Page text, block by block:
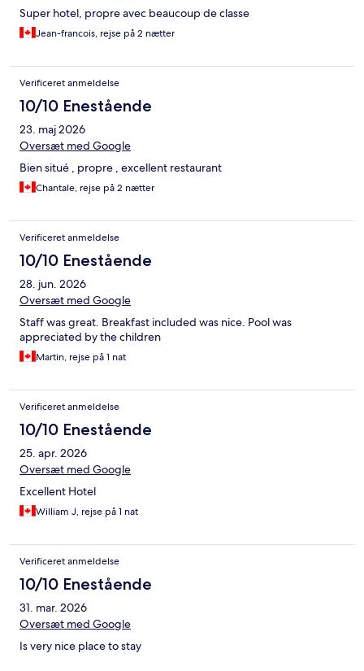
Super hotel, propre avec beaucoup de classe
Jean-francois, rejse på 2 nætter
Verificeret anmeldelse
10/10 Enestående
23. maj 2026
Oversæt med Google
Bien situé , propre , excellent restaurant
Chantale, rejse på 2 nætter
Verificeret anmeldelse
10/10 Enestående
28. jun. 2026
Oversæt med Google
Staff was great. Breakfast included was nice. Pool was
appreciated by the children
Martin, rejse på 1 nat
Verificeret anmeldelse
10/10 Enestående
25. apr. 2026
Oversæt med Google
Excellent Hotel
William J, rejse på 1 nat
Verificeret anmeldelse
10/10 Enestående
31. mar. 2026
Oversæt med Google
Is very nice place to stay